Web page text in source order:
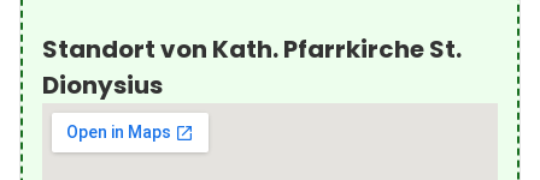
Standort von Kath. Pfarrkirche St.
Dionysius